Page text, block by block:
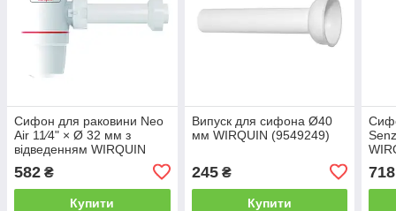
Сифон для раковини Neo
Air 11⁄4" × Ø 32 мм з
відведенням WIRQUIN
582 ₴
Купити
Випуск для сифона Ø40
мм WIRQUIN (9549249)
245₴
Купити
718